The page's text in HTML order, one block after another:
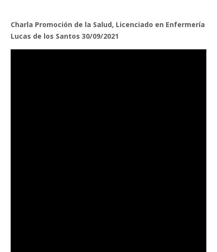
Charla Promoción de la Salud, Licenciado en Enfermería
Lucas de los Santos 30/09/2021